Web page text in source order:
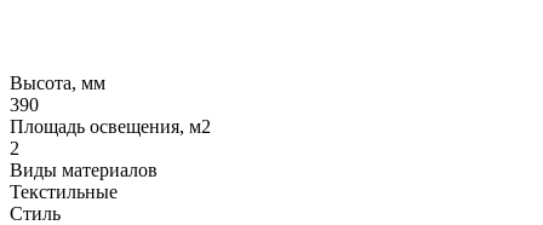
Высота, мм
390
Площадь освещения, м2
2
Виды материалов
Текстильные
Стиль